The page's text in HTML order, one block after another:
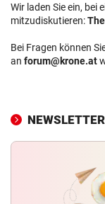
Wir laden Sie ein, bei
mitzudiskutieren:
Bei Fragen können
an forum@krone.at
NEWSLETTER